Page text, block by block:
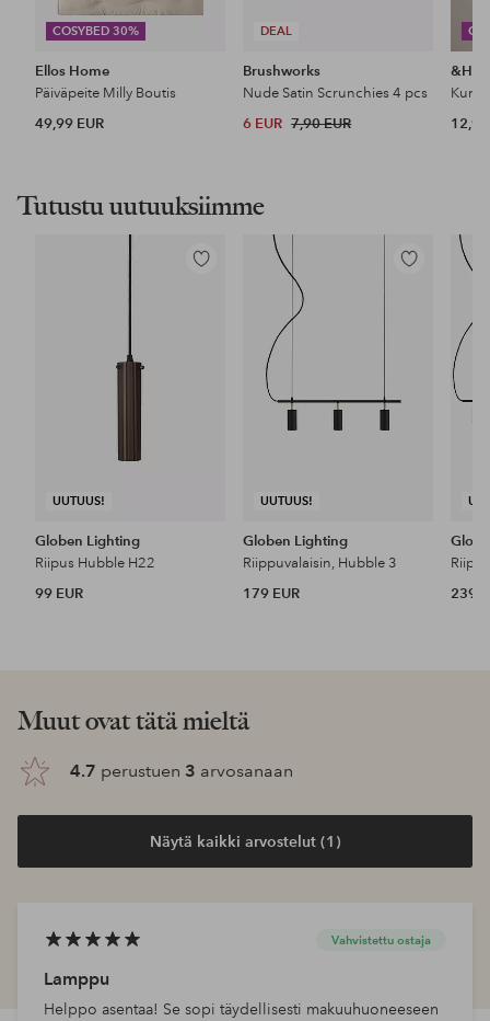
COSYBED 30%
Ellos Home
Päiväpeite Milly Boutis
49,99 EUR
DEAL
Brushworks
Nude Satin Scrunchies 4 pcs
6 EUR 7,90 EUR 12,99
Tutustu uutuuksiimme
UUTUUS!
Lisää
Globen Lighting
Riipus Hubble H22
99 EUR
UUTUUS!
Lisää
Globen Lighting
Riippuvalaisin, Hubble 3
179 EUR
239
Muut ovat tätä mieltä
4.7 perustuen 3 arvosanaan
Näytä kaikki arvostelut (1)
Vahvistettu ostaja
Lamppu
Helppo asentaa! Se sopi täydellisesti makuuhuoneeseen